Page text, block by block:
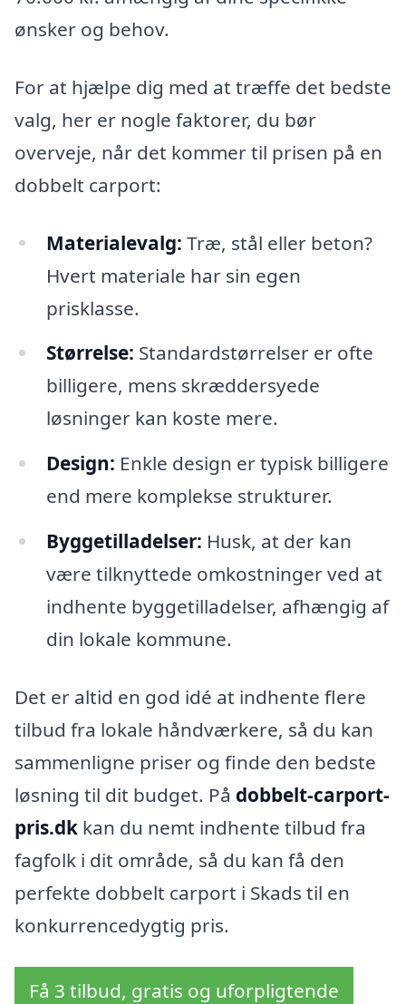
ønsker og behov.
For at hjælpe dig med at træffe det bedste
valg, her er nogle faktorer, du bør
overveje, når det kommer til prisen på en
dobbelt carport:
Materialevalg: Træ, stål eller beton?
Hvert materiale har sin egen
prisklasse.
Størrelse: Standardstørrelser er ofte
billigere, mens skræddersyede
løsninger kan koste mere.
Design: Enkle design er typisk billigere
end mere komplekse strukturer.
Byggetilladelser: Husk, at der kan
være tilknyttede omkostninger ved at
indhente byggetilladelser, afhængig af
din lokale kommune.
Det er altid en god idé at indhente flere
tilbud fra lokale håndværkere, så du kan
sammenligne priser og finde den bedste
løsning til dit budget. På dobbelt-carport-
pris.dk kan du nemt indhente tilbud fra
fagfolk i dit område, så du kan få den
perfekte dobbelt carport i Skads til en
konkurrencedygtig pris.
Få 3 tilbud, gratis og uforpligtende